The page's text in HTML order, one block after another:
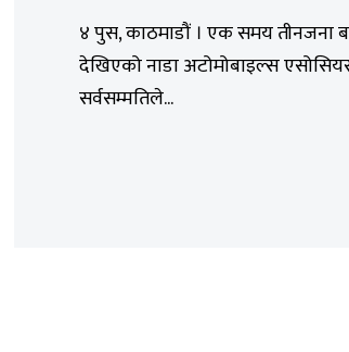
४ पुस, काठमाडौं । एक समय तीनजना
देखिएको नाडा अटोमोबाइल्स
सर्वसम्मतिले...